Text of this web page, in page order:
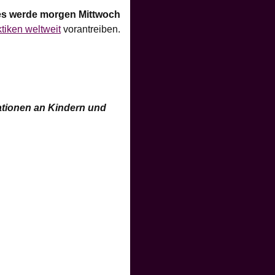
werde morgen Mittwoch
weltweitvorantreiben.
an Kindern und